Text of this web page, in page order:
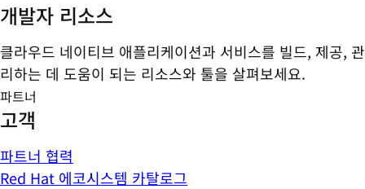
개발자 리소스
클라우드 네이티브 애플리케이션과 서비스를 빌드, 제공, 관
리하는 데 도움이 되는 리소스와 툴을 살펴보세요.
파트너
고객
파트너 협력
Red Hat 에코시스템 카탈로그